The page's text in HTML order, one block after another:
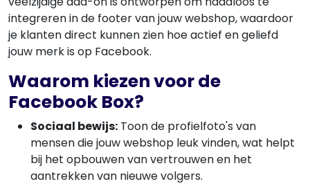
integreren in de footer van jouw webshop, waardoor
je klanten direct kunnen zien hoe actief en geliefd
jouw merk is op Facebook.
Waarom kiezen voor de
Facebook Box?
Sociaal bewijs: Toon de profielfoto's van
mensen die jouw webshop leuk vinden, wat helpt
bij het opbouwen van vertrouwen en het
aantrekken van nieuwe volgers.